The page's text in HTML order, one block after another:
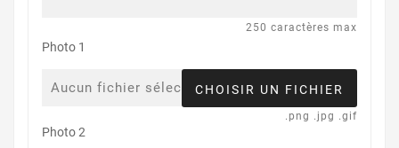
250 caractères max
Photo 1
Aucun fichier sélectionnéCHOISIR UN FICHIER
.png .jpg .gif
Photo 2